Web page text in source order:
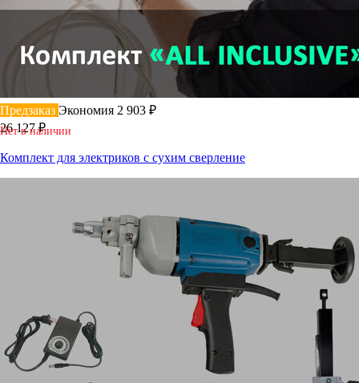
Предзаказ Экономия 2 903 ₽
26 127 ₽
Нет в наличии
Комплект для электриков c сухим сверление